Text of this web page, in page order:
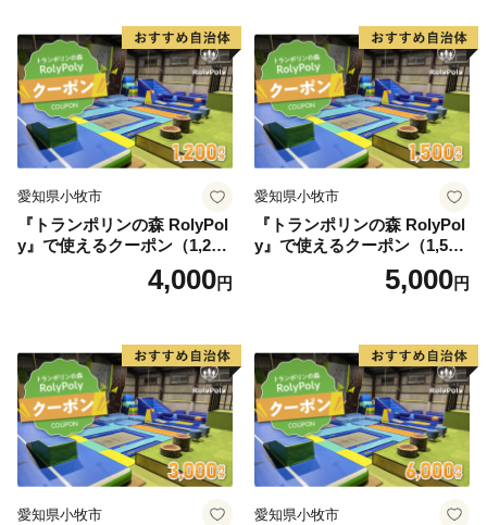
愛知県小牧市
『トランポリンの森 RolyPol
y』で使えるクーポン（1,200
4,000円
愛知県小牧市
『トランポリンの森 RolyPol
y』で使えるクーポン（1,500
5,000円
愛知県小牧市 愛知県小牧市